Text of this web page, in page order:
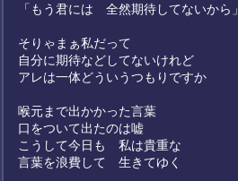
「もう君には 全然期待してないから」
そりゃまぁ私だって
自分に期待などしてないけれど
アレは一体どういうつもりですか
喉元まで出かかった言葉
口をついて出たのは嘘
こうして今日も 私は貴重な
言葉を浪費して 生きてゆく